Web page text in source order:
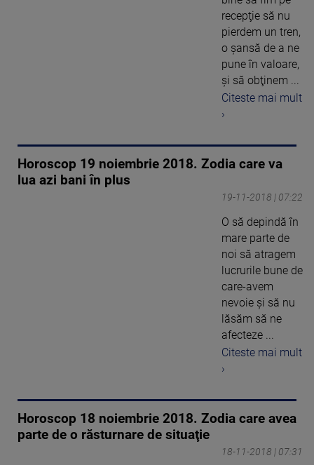
recepţie să nu
pierdem un tren,
o şansă de a ne
pune în valoare,
şi să obţinem ...
Citeste mai mult
›
Horoscop 19 noiembrie 2018. Zodia care va
lua azi bani în plus
19-11-2018 | 07:22
O să depindă în
mare parte de
noi să atragem
lucrurile bune de
care-avem
nevoie şi să nu
lăsăm să ne
afecteze ...
Citeste mai mult
›
Horoscop 18 noiembrie 2018. Zodia care avea
parte de o răsturnare de situaţie
18-11-2018 | 07:31